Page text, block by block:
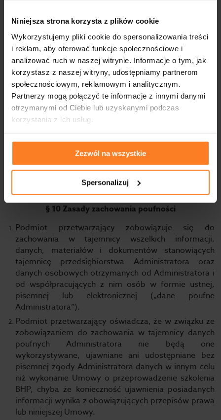
Niniejsza strona korzysta z plików cookie
Wykorzystujemy pliki cookie do spersonalizowania treści
i reklam, aby oferować funkcje społecznościowe i
analizować ruch w naszej witrynie. Informacje o tym, jak
korzystasz z naszej witryny, udostępniamy partnerom
społecznościowym, reklamowym i analitycznym.
Partnerzy mogą połączyć te informacje z innymi danymi
otrzymanymi od Ciebie lub uzyskanymi podczas
korzystania z ich usług.
Zezwól na wszystkie
Spersonalizuj
Niniejsza umowa obowiązuje przez okres
BHP oraz 3 miesiące po jej zakończeniu.
§ 9 Rozwiązanie Umowy
Administrator danych może rozwiązać niniejszą umowę
ze skutkiem natychmiastowym gdy Podmiot
przetwarzający:
pomimo zobowiązania go do usunięcia uchybień
wyznaczonym terminie;
przetwarza dane osobowe w sposób niezgodny z
Umową;
powierzył przetwarzanie danych osobowych innemu
podmiotowi pomimo sprzeciwu Administratora.
§ 10 Zasady zachowania poufności
Podmiot przetwarzający zobowiązuje się do
zachowania w tajemnicy wszelkich informacji,
danych, materiałów i dokumentów stanowiących
tajemnicę przedsiębiorstwa Administratora oraz
danych osobowych otrzymanych od Administratora i
od współpracujących z nim osób w formie ustnej,
pisemnej lub elektronicznej („dane poufne
Administratora”).
Podmiot przetwarzający oświadcza, że w związku ze
zobowiązaniem do zachowania w tajemnicy danych
poufnych Administratora nie będą one
wykorzystywane, ujawniane ani udostępniane bez
pisemnej zgody Administratora danych w innym celu
niż wykonanie Umowy o przeprowadzenie szkolenia
BHP, chyba że konieczność ujawnienia posiadanych
informacji wynika z obowiązujących przepisów prawa
lub niniejszej Umowy.